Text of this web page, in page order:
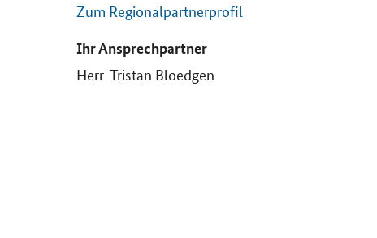
Zum Regionalpartnerprofil
Ihr Ansprechpartner
Herr Tristan Bloedgen